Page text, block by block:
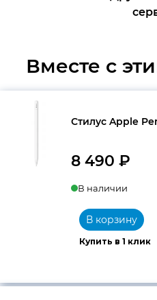
Вместе с
Стилус Apple
8 490 ₽
В наличии
Купить в 1 клик
В корзину